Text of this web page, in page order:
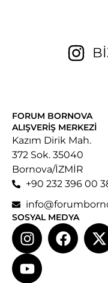
FORUM BORNOVA
ALIŞVERIŞ MERKEZI
Kazım Dirik Mah.
372 Sok. 35040
Bornova/İZMİR
+90 232 396 00
SOSYAL MEDYA